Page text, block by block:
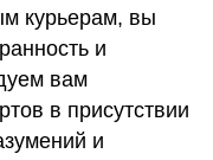
курьерам, вы
и
вам
в присутствии
и